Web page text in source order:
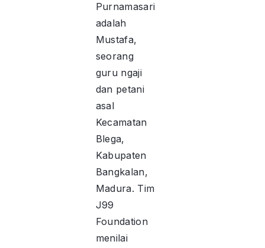
Purnamasari
adalah
Mustafa,
seorang
guru ngaji
dan petani
asal
Kecamatan
Blega,
Kabupaten
Bangkalan,
Madura. Tim
J99
Foundation
menilai